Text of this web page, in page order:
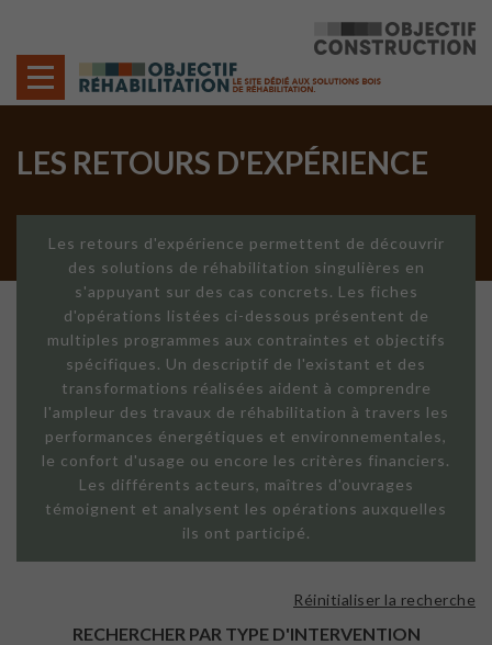
LES RETOURS D'EXPÉRIENCE
Les retours d'expérience permettent de découvrir
des solutions de réhabilitation singulières en
s'appuyant sur des cas concrets. Les fiches
d'opérations listées ci-dessous présentent de
multiples programmes aux contraintes et objectifs
spécifiques. Un descriptif de l'existant et des
transformations réalisées aident à comprendre
l'ampleur des travaux de réhabilitation à travers les
performances énergétiques et environnementales,
le confort d'usage ou encore les critères financiers.
Les différents acteurs, maîtres d'ouvrages
témoignent et analysent les opérations auxquelles
ils ont participé.
RECHERCHER PAR TYPE D'INTERVENTION
Réinitialiser la recherche
EXTÉRIEURE